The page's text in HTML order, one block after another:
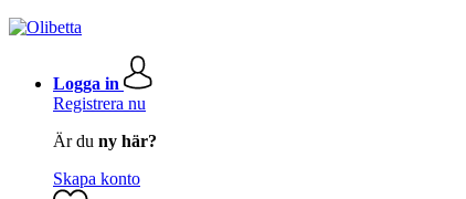
Logga in
Registrera nu
Är du ny här?
Skapa konto